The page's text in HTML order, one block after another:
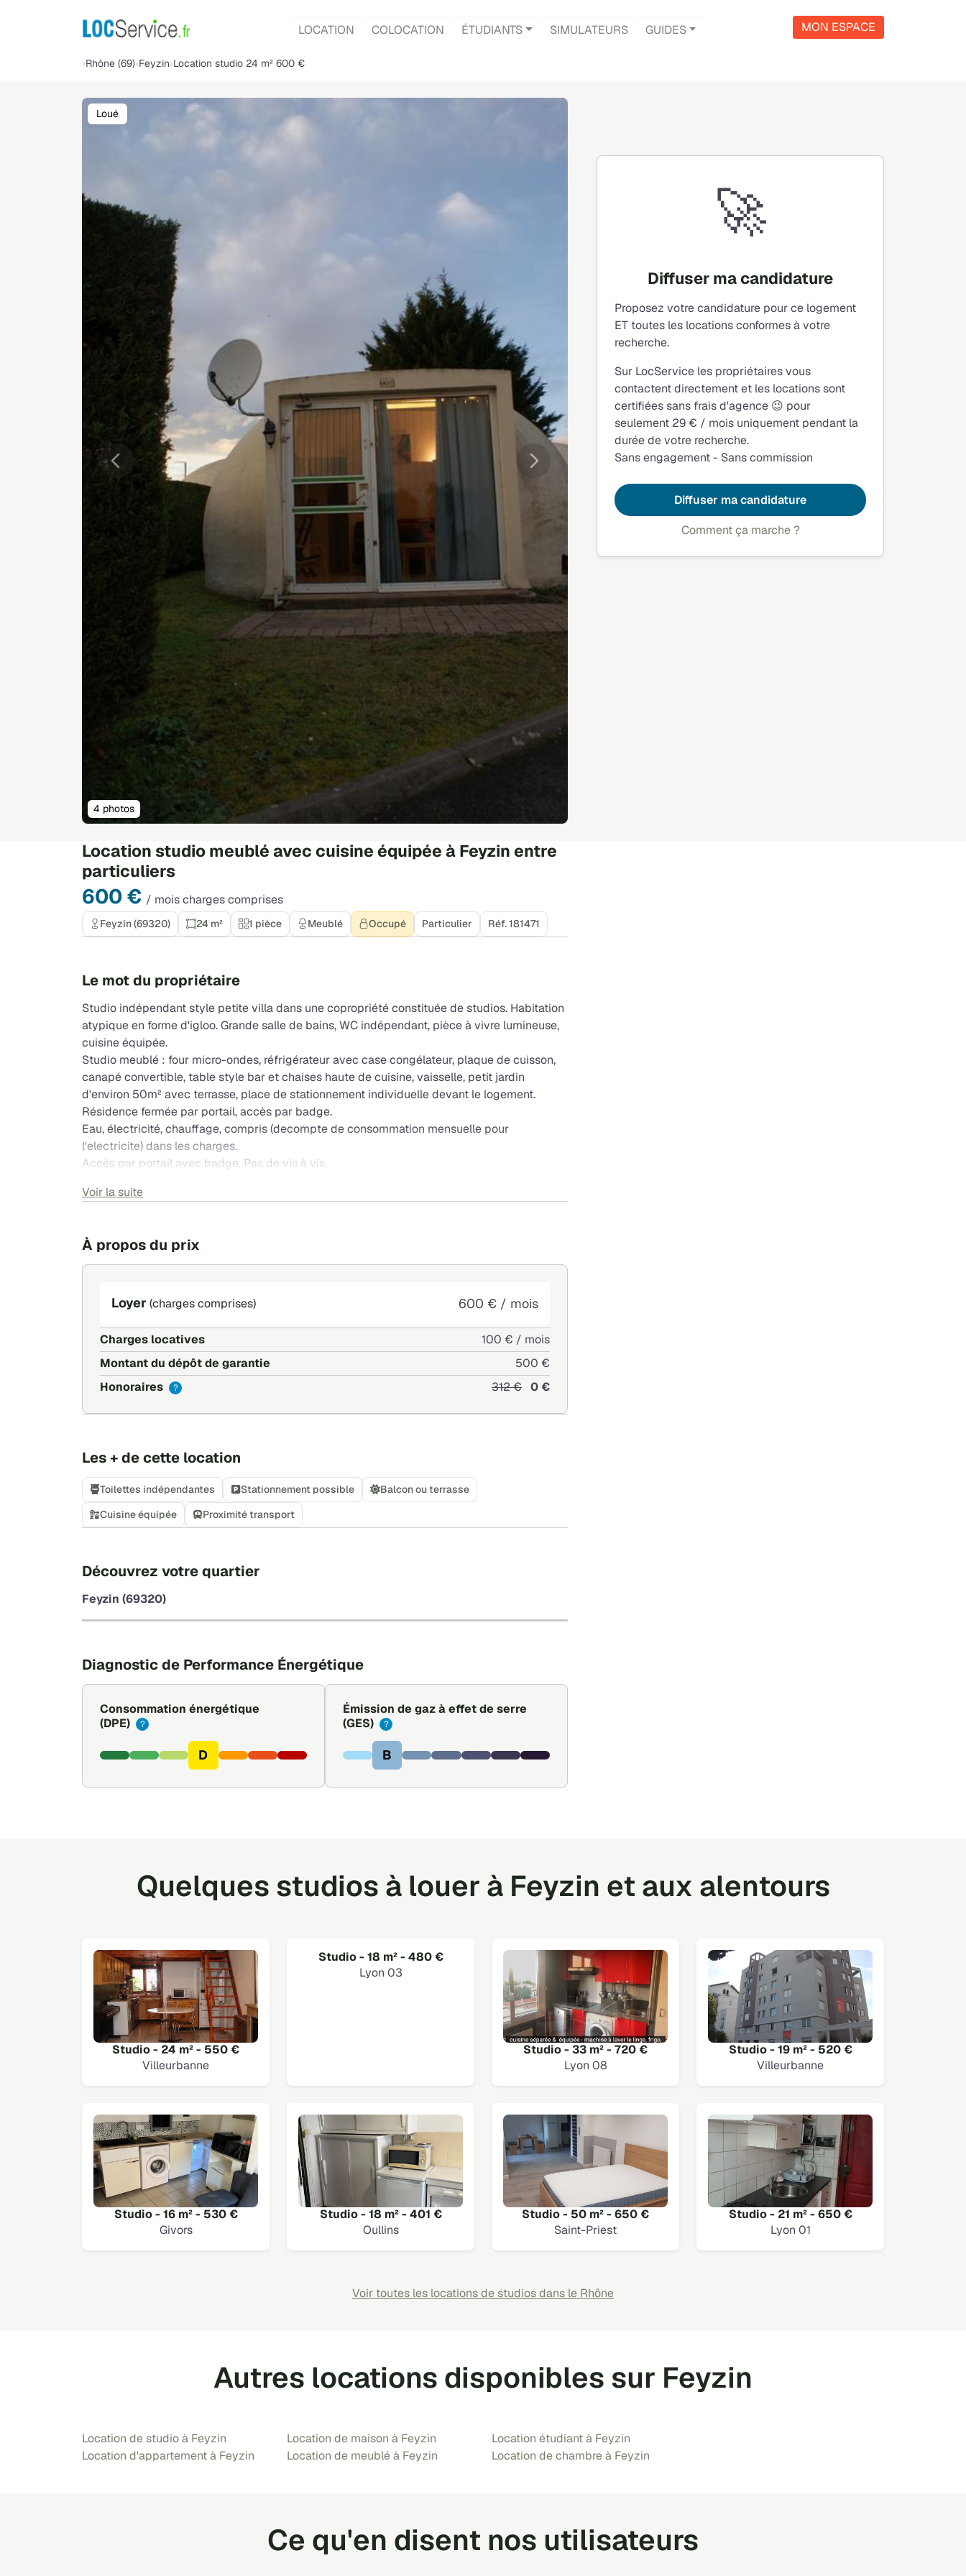
LOCATION COLOCATION ÉTUDIANTS SIMULATEURS GUIDES MON ESPACE
Rhône (69) Feyzin Location studio 24 m² 600 €
Location studio meublé avec cuisine équipée à Feyzin entre
particuliers
600 € / mois charges comprises
Précédente Suivante
4 photos
Loué
Feyzin (69320) 24 m² 1 pièce Meublé Occupé Particulier Réf. 181471
Le mot du propriétaire
Studio indépendant style petite villa dans une copropriété constituée de studios. Habitation
atypique en forme d'igloo. Grande salle de bains, WC indépendant, pièce à vivre lumineuse,
cuisine équipée.
Studio meublé : four micro-ondes, réfrigérateur avec case congélateur, plaque de cuisson,
canapé convertible, table style bar et chaises haute de cuisine, vaisselle, petit jardin
d'environ 50m² avec terrasse, place de stationnement individuelle devant le logement.
Résidence fermée par portail, accès par badge.
Eau, électricité, chauffage, compris (decompte de consommation mensuelle pour
l'electricite) dans les charges.
Accès par portail avec badge. Pas de vis à vis.
Voir la suite
À propos du prix
Loyer (charges comprises) 600 € / mois
Charges locatives
100 € / mois
Montant du dépôt de garantie
500 €
Honoraires
? 312 € 0 €
Les + de cette location
Toilettes indépendantes Stationnement possible
Balcon ou terrasse
Cuisine équipée
Proximité transport
Découvrez votre quartier
Feyzin (69320)
Diagnostic de Performance Énergétique
Consommation énergétique
(DPE)
?
D
Émission de gaz à effet de serre
(GES)
?
B
🚀
Diffuser ma candidature
Proposez votre candidature pour ce logement
ET toutes les locations conformes à votre
recherche.
Sur LocService les propriétaires vous
contactent directement et les locations sont
certifiées sans frais d'agence 😉 pour
seulement 29 € / mois uniquement pendant la
durée de votre recherche.
Sans engagement - Sans commission
Diffuser ma candidature
Comment ça marche ?
Quelques studios à louer à Feyzin et aux alentours
Studio - 24 m² - 550 €
Villeurbanne
Studio - 18 m² - 480 €
Lyon 03
Studio - 33 m² - 720 €
Lyon 08
Studio - 19 m² - 520 €
Villeurbanne
Studio - 16 m² - 530 €
Givors
Studio - 18 m² - 401 €
Oullins
Studio - 50 m² - 650 €
Saint-Priest
Studio - 21 m² - 650 €
Lyon 01
Voir toutes les locations de studios dans le Rhône
Autres locations disponibles sur Feyzin
Location de studio à Feyzin
Location d'appartement à Feyzin
Location de maison à Feyzin
Location de meublé à Feyzin
Location étudiant à Feyzin
Location de chambre à Feyzin
Ce qu'en disent nos utilisateurs